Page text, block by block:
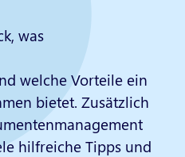
was
welche Vorteile ein
bietet. Zusätzlich
hilfreiche Tipps und